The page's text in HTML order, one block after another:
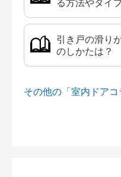
る方法やタイ
引き戸の滑り
のしかたは？
その他の「室内ドア